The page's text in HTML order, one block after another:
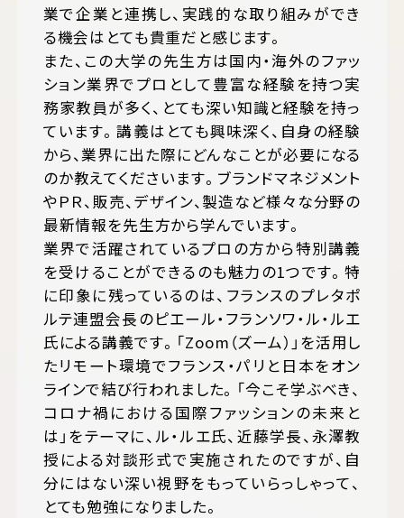
業で企業と連携し、実践的な取り組みができ
る機会はとても貴重だと感じます。
また、この大学の先生方は国内・海外のファッ
ション業界でプロとして豊富な経験を持つ実
務家教員が多く、とても深い知識と経験を持っ
ています。講義はとても興味深く、自身の経験
から、業界に出た際にどんなことが必要になる
のか教えてくださいます。ブランドマネジメント
やＰＲ、販売、デザイン、製造など様々な分野の
最新情報を先生方から学んでいます。
業界で活躍されているプロの方から特別講義
を受けることができるのも魅力の1つです。特
に印象に残っているのは、フランスのプレタポ
ルテ連盟会長のピエール・フランソワ・ル・ルエ
氏による講義です。「Zoom（ズーム）」を活用し
たリモート環境でフランス・パリと日本をオン
ラインで結び行われました。「今こそ学ぶべき、
コロナ禍における国際ファッションの未来と
は」をテーマに、ル・ルエ氏、近藤学長、永澤教
授による対談形式で実施されたのですが、自
分にはない深い視野をもっていらっしゃって、
とても勉強になりました。